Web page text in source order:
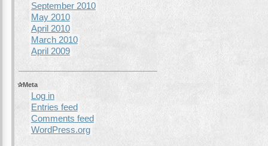
September 2010
May 2010
April 2010
March 2010
April 2009
Meta
Log in
Entries feed
Comments feed
WordPress.org